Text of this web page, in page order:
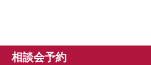
相談会予約